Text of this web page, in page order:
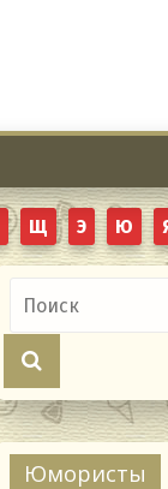
Щ Э Ю
Юмористы